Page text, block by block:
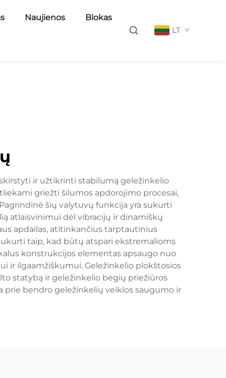
Naujienos Blokas
LT
ir užtikrinti stabilumą geležinkelio
griežti šilumos apdorojimo procesai,
šių valytuvų funkcija yra sukurti
atlaisvinimui dėl vibracijų ir dinamiškų
apdailas, atitinkančius tarptautinius
taip, kad būtų atspari ekstremalioms
konstrukcijos elementas apsaugo nuo
ir ilgaamžiškumui. Geležinkelio plokštosios
statybą ir geležinkelio bėgių priežiūros
prie bendro geležinkelių veiklos saugumo ir